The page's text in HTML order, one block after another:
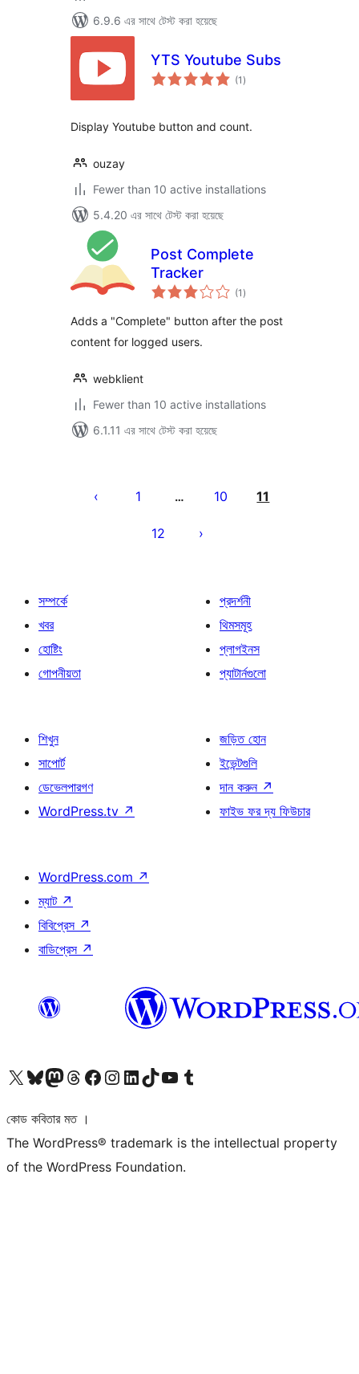
6.9.6 এর সাথে টেস্ট করা হয়েছে
YTS Youtube Subs
(1 total
ratings
)
Display Youtube button and count.
ouzay
Fewer than 10 active installations
5.4.20 এর সাথে টেস্ট করা হয়েছে
Post Complete
Tracker
(1 total
ratings
)
Adds a "Complete" button after the post
content for logged users.
webklient
Fewer than 10 active installations
6.1.11 এর সাথে টেস্ট করা হয়েছে
পেজিনেশন
1 … 10 11
12
সম্পর্কে
খবর
হোষ্টিং
গোপনীয়তা
প্রদর্শনী
থিমসমূহ
প্লাগইনস
প্যাটার্নগুলো
শিখুন
সাপোর্ট
ডেভেলপারগণ
WordPress.tv ↗
জড়িত হোন
ইভেন্টগুলি
দান করুন ↗
ফাইভ ফর দ্য ফিউচার
WordPress.com ↗
ম্যাট ↗
বিবিপ্রেস ↗
বাডিপ্রেস ↗
আমাদের X (আগের টুইটার) অ্যাকাউন্টে যানআমাদের Bluesky অ্যাকাউন্টটি দেখুনআমাদের মাস্টোডন অ্যাকাউন্টটি দেখুনআমাদের থ্রেডস অ্যাকাউন্টটি দেখুনআমাদের ফেসবুক পেজ দেখুনআমাদের ইন্সটাগ্রাম অ্যাকাউন্ট দেখুনআমাদের লিঙ্কডইন অ্যাকাউন্টে যানআমাদের TikTok অ্যাকাউন্টটি দেখুনআমাদের ইউটিউব চ্যানেলে যান আমাদের টাম্বলার অ্যাকাউন্ট দেখুন
কোড কবিতার মত ।
The WordPress® trademark is the intellectual property
of the WordPress Foundation.